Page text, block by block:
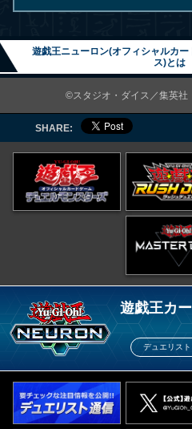
遊戯王ニューロン(オフィシャルカ
ス)とは
©スタジオ・ダイス／集英社
SHARE:
遊戯王カ
デュエリス